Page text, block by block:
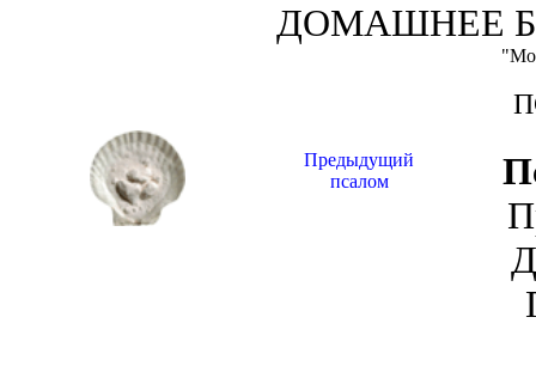
ДОМАШНЕЕ
Предыдущий
псалом